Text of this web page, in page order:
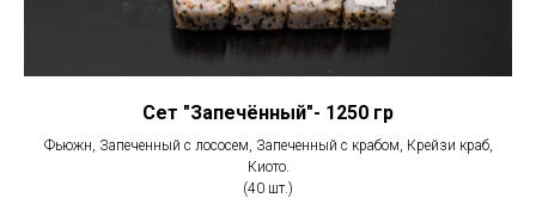
Сет "Запечённый"- 1250 гр
Фьюжн, Запеченный с лососем, Запеченный с крабом, Крейзи краб,
Киото.
(40 шт.)